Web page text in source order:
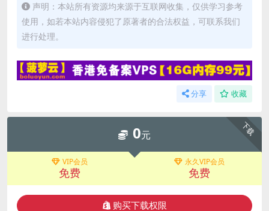
声明：本站所有资源均来源于互联网收集，仅供学习参考
使用，如若本站内容侵犯了原著者的合法权益，可联系我们
进行处理。
分享 收藏
下载
0元
VIP会员
免费
永久VIP会员
免费
购买下载权限